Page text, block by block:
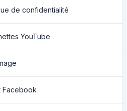
de confidentialité
YouTube
Facebook